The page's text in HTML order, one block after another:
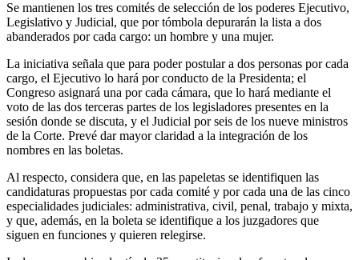
Se mantienen los tres comités de selección de los poderes Ejecutivo,
Legislativo y Judicial, que por tómbola depurarán la lista a dos
abanderados por cada cargo: un hombre y una mujer.
La iniciativa señala que para poder postular a dos personas por cada
cargo, el Ejecutivo lo hará por conducto de la Presidenta; el
Congreso asignará una por cada cámara, que lo hará mediante el
voto de las dos terceras partes de los legisladores presentes en la
sesión donde se discuta, y el Judicial por seis de los nueve ministros
de la Corte. Prevé dar mayor claridad a la integración de los
nombres en las boletas.
Al respecto, considera que, en las papeletas se identifiquen las
candidaturas propuestas por cada comité y por cada una de las cinco
especialidades judiciales: administrativa, civil, penal, trabajo y mixta,
y que, además, en la boleta se identifique a los juzgadores que
siguen en funciones y quieren relegirse.